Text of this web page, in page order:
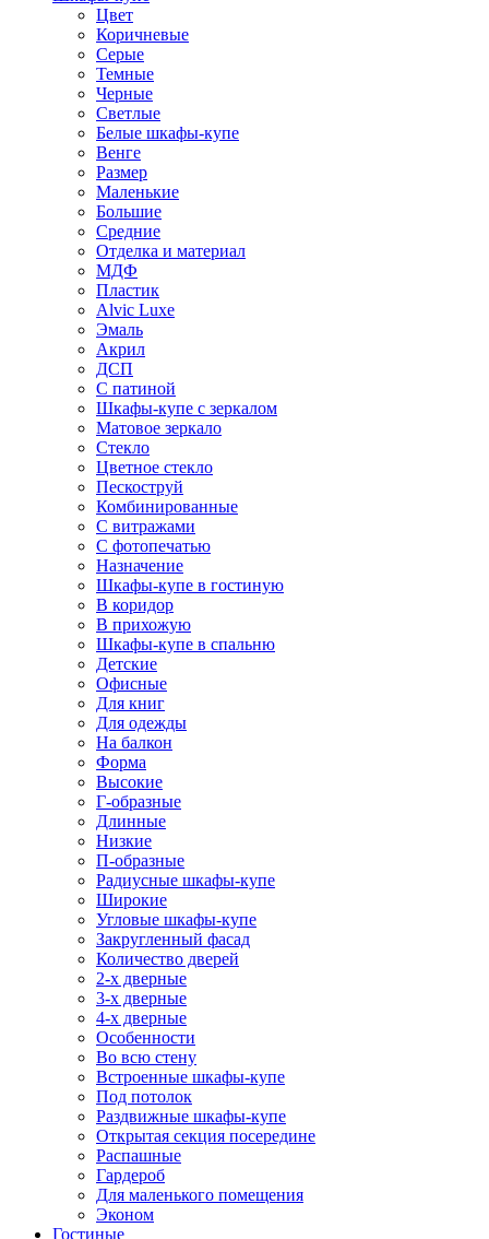
Цвет
Коричневые
Серые
Темные
Черные
Светлые
Белые шкафы-купе
Венге
Размер
Маленькие
Большие
Средние
Отделка и материал
МДФ
Пластик
Alvic Luxe
Эмаль
Акрил
ДСП
С патиной
Шкафы-купе с зеркалом
Матовое зеркало
Стекло
Цветное стекло
Пескоструй
Комбинированные
С витражами
С фотопечатью
Назначение
Шкафы-купе в гостиную
В коридор
В прихожую
Шкафы-купе в спальню
Детские
Офисные
Для книг
Для одежды
На балкон
Форма
Высокие
Г-образные
Длинные
Низкие
П-образные
Радиусные шкафы-купе
Широкие
Угловые шкафы-купе
Закругленный фасад
Количество дверей
2-х дверные
3-х дверные
4-х дверные
Особенности
Во всю стену
Встроенные шкафы-купе
Под потолок
Раздвижные шкафы-купе
Открытая секция посередине
Распашные
Гардероб
Для маленького помещения
Эконом
Гостиные